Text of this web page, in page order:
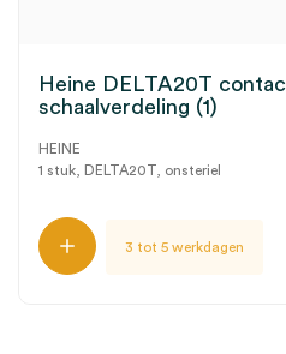
Heine DELTA20T
schaalverdeling (1)
HEINE
1 stuk, DELTA20T, onsteriel
3 tot 5 werkdagen